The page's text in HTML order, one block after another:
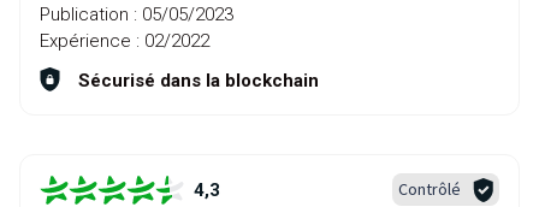
Publication : 05/05/2023
Expérience : 02/2022
Sécurisé dans la blockchain
4,3 Contrôlé